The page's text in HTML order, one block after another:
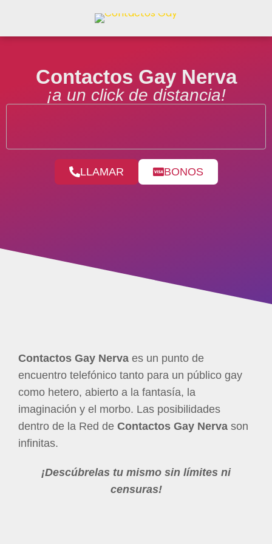
Contactos Gay Nerva
¡a un click de distancia!
LLAMAR BONOS
Contactos Gay Nerva es un punto de
encuentro telefónico tanto para un público gay
como hetero, abierto a la fantasía, la
imaginación y el morbo. Las posibilidades
dentro de la Red de Contactos Gay Nerva son
infinitas.
¡Descúbrelas tu mismo sin límites ni
censuras!